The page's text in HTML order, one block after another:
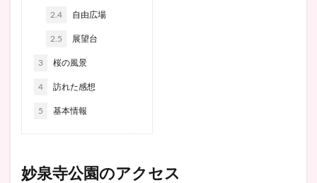
2.4 自由広場
2.5 展望台
3 桜の風景
4 訪れた感想
5 基本情報
妙泉寺公園のアクセス